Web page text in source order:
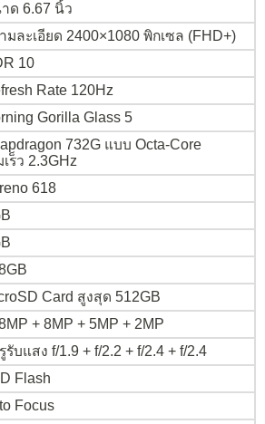
ด 6.67 นิ้ว
มละเอียด 2400×1080 พิกเซล (FHD+)
10
Rate 120Hz
Gorilla Glass 5
732G แบบ Octa-Core
ร็ว 2.3GHz
618
Card สูงสุด 512GB
+ 8MP + 5MP + 2MP
รับแสง f/1.9 + f/2.2 + f/2.4 + f/2.4
Flash
Focus